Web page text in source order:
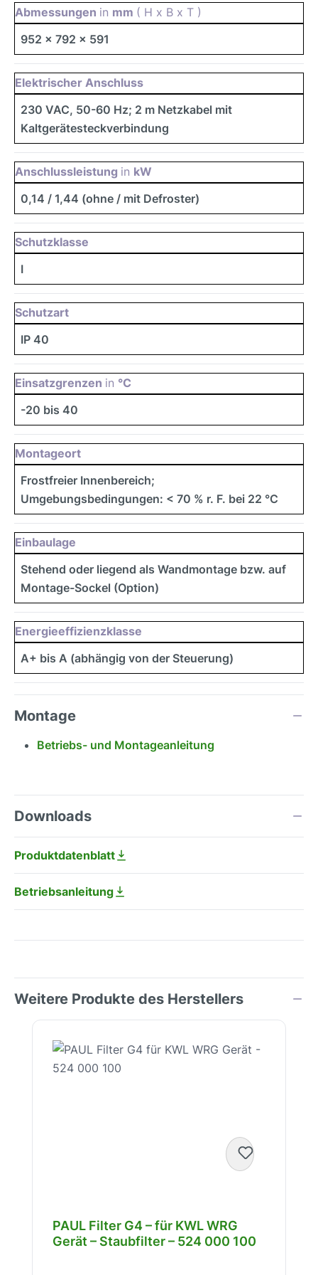
Abmessungen in mm ( H x B x T )
952 x 792 x 591
Elektrischer Anschluss
230 VAC, 50-60 Hz; 2 m Netzkabel mit
Kaltgerätesteckverbindung
Anschlussleistung in kW
0,14 / 1,44 (ohne / mit Defroster)
Schutzklasse
I
Schutzart
IP 40
Einsatzgrenzen in °C
-20 bis 40
Montageort
Frostfreier Innenbereich;
Umgebungsbedingungen: < 70 % r. F. bei 22 °C
Einbaulage
Stehend oder liegend als Wandmontage bzw. auf
Montage-Sockel (Option)
Energieeffizienzklasse
A+ bis A (abhängig von der Steuerung)
Montage
Betriebs- und Montageanleitung
Downloads
Produktdatenblatt
Betriebsanleitung
Weitere Produkte des Herstellers
Produktgalerie überspringen
PAUL Filter G4 – für KWL WRG
Gerät – Staubfilter – 524 000 100